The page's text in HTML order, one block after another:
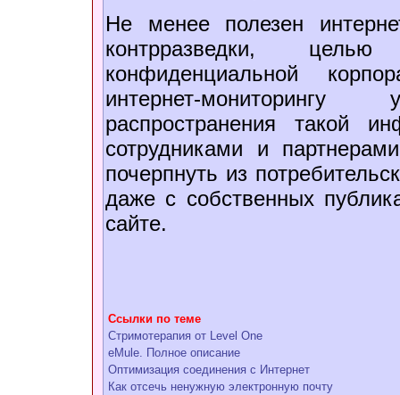
Не менее полезен
контрразведки,
конфиденциальной
интернет-
распространения такой
сотрудниками и
почерпнуть из
даже с собственных
сайте.
Ссылки по теме
Стримотерапия от Level One
eMule. Полное описание
Оптимизация соединения с Интернет
Как отсечь ненужную электронную почту